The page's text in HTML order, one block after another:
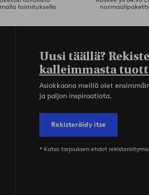
toimituksella
Uusi täällä?
kalleimmasta
Asiakkaana meillä olet
ja paljon inspiraatiota.
Rekisteröidy itse
* Katso tarjouksen ehdot